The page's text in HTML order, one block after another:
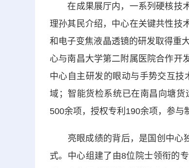
在成果展厅内，一系列硬核技术
理孙其民介绍，中心在关键共性技
和电子变焦液晶透镜的研发取得重
心与南昌大学第二附属医院合作开
中心自主研发的眼动与手势交互
域；智能货检系统已在南昌向塘
500余项，授权专利190余项，参与
亮眼成绩的背后，是国创中心独
式。中心组建了由8位院士领衔的